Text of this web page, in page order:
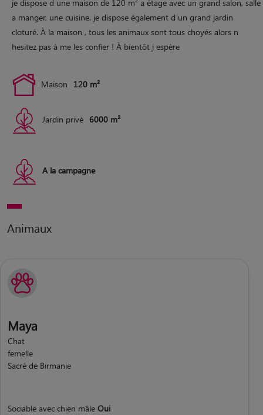
je dispose d une maison de 120 m² a étage avec un grand salon, salle
a manger, une cuisine. je dispose également d un grand jardin
cloturé. À la maison , tous les animaux sont tous choyés alors n
hesitez pas à me les confier ! À bientôt j espère
Maison 120 m²
Jardin privé 6000 m²
A la campagne
Animaux
Maya
Chat
femelle
Sacré de Birmanie
Sociable avec chien mâle Oui